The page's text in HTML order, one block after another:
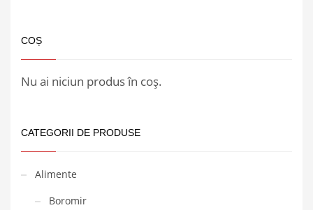
COȘ
Nu ai niciun produs în coș.
CATEGORII DE PRODUSE
Alimente
Boromir